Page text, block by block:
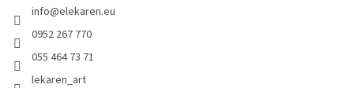
info@elekaren.eu
0952 267 770
055 464 73 71
lekaren_art